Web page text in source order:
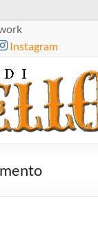
Instagram